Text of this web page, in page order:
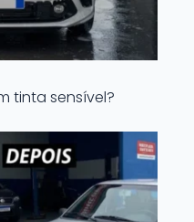
tinta sensível?